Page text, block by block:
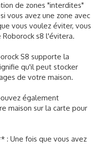
de zones "interdites"
vous avez une zone avec
vous voulez éviter, vous
s8 l'évitera.
S8 supporte la
qu'il peut stocker
de votre maison.
également
maison sur la carte pour
: Une fois que vous avez